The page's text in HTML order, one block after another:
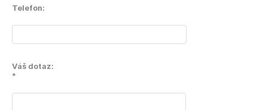
Telefon:
Váš dotaz:
*